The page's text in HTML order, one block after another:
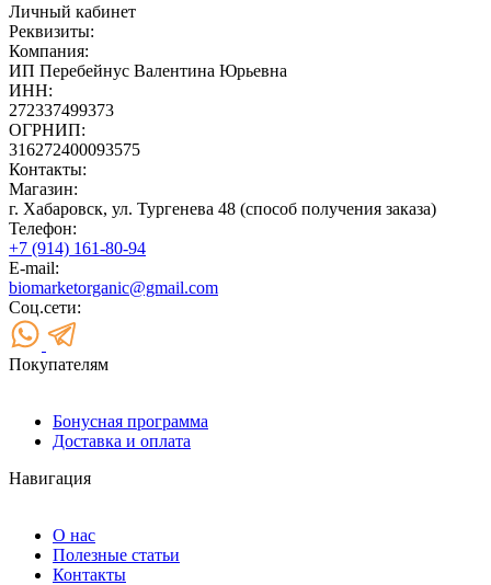
Личный кабинет
Реквизиты:
Компания:
ИП Перебейнус Валентина Юрьевна
ИНН:
272337499373
ОГРНИП:
316272400093575
Контакты:
Магазин:
г. Хабаровск, ул. Тургенева 48 (способ получения заказа)
Телефон:
+7 (914) 161-80-94
E-mail:
biomarketorganic@gmail.com
Соц.сети:
Покупателям
Бонусная программа
Доставка и оплата
Навигация
О нас
Полезные статьи
Контакты